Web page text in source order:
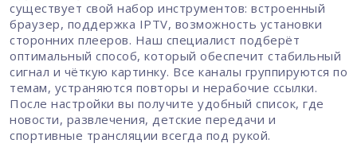
существует свой набор инструментов: встроенный
браузер, поддержка IPTV, возможность установки
сторонних плееров. Наш специалист подберёт
оптимальный способ, который обеспечит стабильный
сигнал и чёткую картинку. Все каналы группируются по
темам, устраняются повторы и нерабочие ссылки.
После настройки вы получите удобный список, где
новости, развлечения, детские передачи и
спортивные трансляции всегда под рукой.